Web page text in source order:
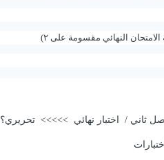
ثاني / اختبار نهائي >>>>> تحريري؟